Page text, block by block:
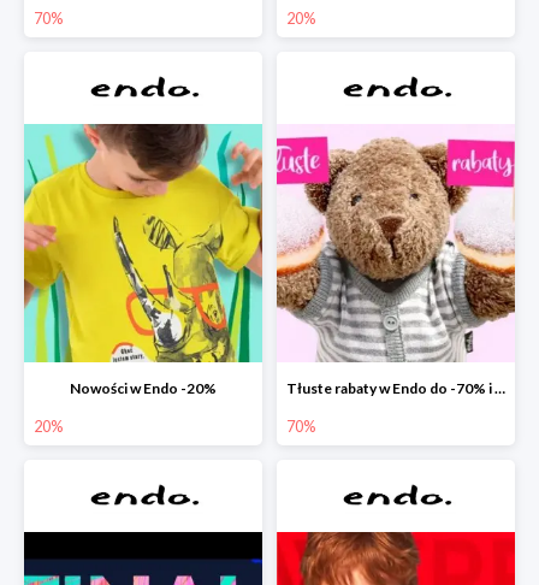
70% 20%
Nowości w Endo -20%
20%
Tłuste rabaty w Endo do -70% i extra -20% na wszystko
70%